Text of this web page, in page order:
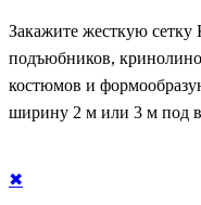
Закажите жесткую
подъюбников,
костюмов и
ширину 2 м или 3 м под
✖